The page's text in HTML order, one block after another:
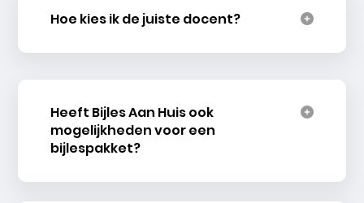
Hoe kies ik de juiste docent?
Heeft Bijles Aan Huis ook
mogelijkheden voor een
bijlespakket?